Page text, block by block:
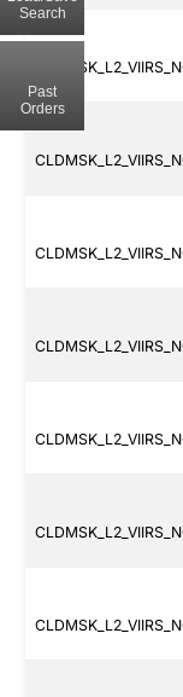
Search
Past
Orders